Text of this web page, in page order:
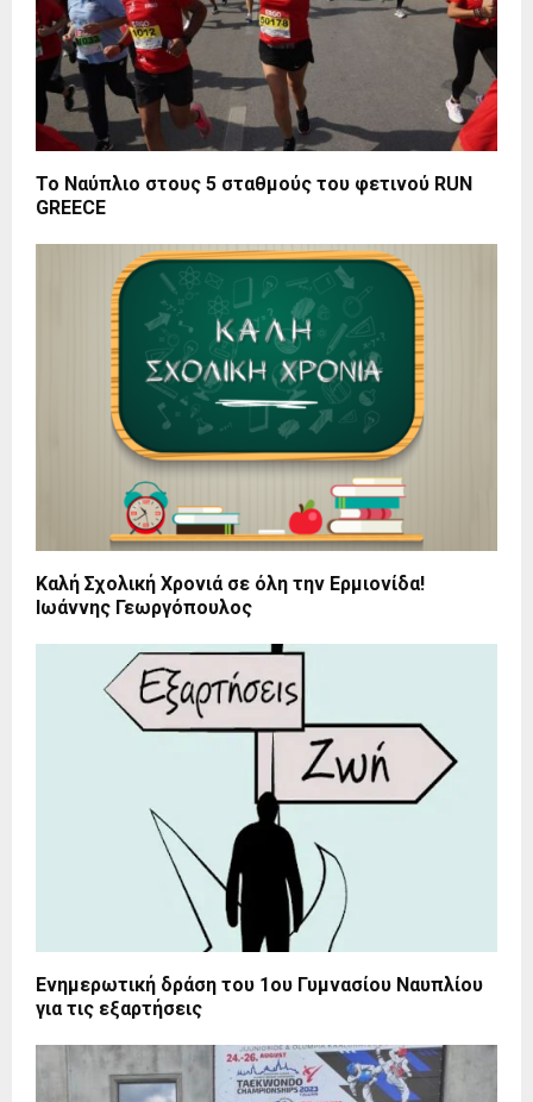
Το Ναύπλιο στους 5 σταθμούς του φετινού RUN
GREECE
Καλή Σχολική Χρονιά σε όλη την Ερμιονίδα!
Ιωάννης Γεωργόπουλος
Ενημερωτική δράση του 1ου Γυμνασίου Ναυπλίου
για τις εξαρτήσεις